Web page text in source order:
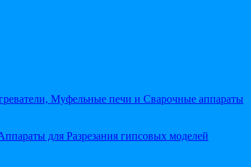
Муфельные печи и Сварочные аппараты
для Разрезания гипсовых моделей